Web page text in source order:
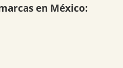
en México: